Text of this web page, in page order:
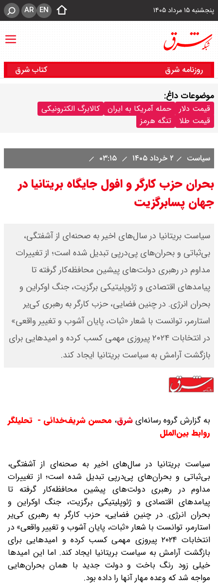
پنجشنبه ۱۵ مرداد ۱۴۰۵ EN
AR
روزنامه شرق کتاب شرق
موضوعات داغ:
قیمت دلار حمله آمریکا به ایران
کالابرگ الکترونیکی
قیمت طلا
تنگه هرمز
سیاست ۲ خرداد ۱۴۰۵
بحران حزب کارگر و افول جایگاه بریتانیا در
جهان پسابرگزیت
سیاست بریتانیا در سال‌های اخیر به صحنه‌ای از آشفتگی،
بی‌ثباتی و بحران‌های پی‌درپی تبدیل شده است؛ از تغییرات
مداوم در رهبری دولت‌های پیشین محافظه‌کار گرفته تا
پیامدهای اقتصادی و ژئوپلیتیکی برگزیت، جنگ اوکراین و
بحران انرژی. در چنین فضایی، حزب کارگر به رهبری کی‌یر
استارمر، توانست با شعار «ثبات، پایان آشوب و تغییر واقعی»
در انتخابات ۲۰۲۴ پیروزی مهمی کسب کرده و امیدهایی برای
بازگشت آرامش به سیاست بریتانیا ایجاد کند.
به گزارش گروه رسانه‌ایشرق، محسن شریف‌خدائی - تحلیلگر
روابط بین‌الملل
سیاست بریتانیا در سال‌های اخیر به صحنه‌ای از آشفتگی،
بی‌ثباتی و بحران‌های پی‌درپی تبدیل شده است؛ از تغییرات
مداوم در رهبری دولت‌های پیشین محافظه‌کار گرفته تا
پیامدهای اقتصادی و ژئوپلیتیکی برگزیت، جنگ اوکراین و
بحران انرژی. در چنین فضایی، حزب کارگر به رهبری کی‌یر
استارمر، توانست با شعار «ثبات، پایان آشوب و تغییر واقعی» در
انتخابات ۲۰۲۴ پیروزی مهمی کسب کرده و امیدهایی برای
بازگشت آرامش به سیاست بریتانیا ایجاد کند. اما این امیدها
خیلی زود رنگ باخت و دولت جدید با همان بحران‌هایی
مواجه شد که وعده مهار آنها را داده بود.